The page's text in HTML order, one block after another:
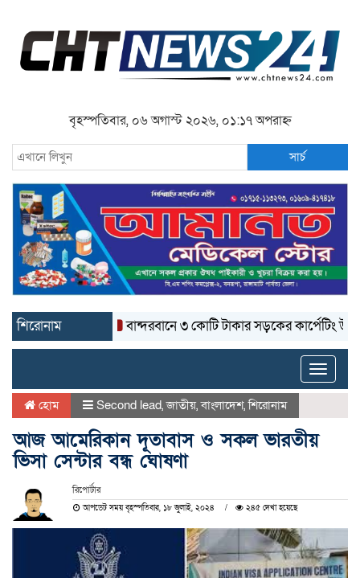
বৃহস্পতিবার, ০৬ অগাস্ট ২০২৬, ০১:১৭ অপরাহ্ন
সার্চ
শিরোনাম বান্দরবানে ৩ কোটি টাকার সড়কের কার্পেটিং উঠে যাচ্ছে
Toggle
হোম Second lead,জাতীয়,বাংলাদেশ,শিরোনাম
আজ আমেরিকান দূতাবাস ও সকল ভারতীয়
ভিসা সেন্টার বন্ধ ঘোষণা
রিপোর্টার
আপডেট সময় বৃহস্পতিবার, ১৮ জুলাই, ২০২৪ ২৪৫ দেখা হয়েছে